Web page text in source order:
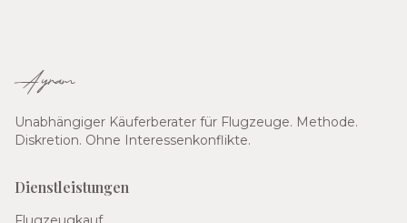
Ayram
Unabhängiger Käuferberater für Flugzeuge. Methode.
Diskretion. Ohne Interessenkonflikte.
Dienstleistungen